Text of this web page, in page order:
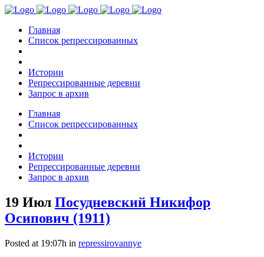
Главная
Список репрессированных
Истории
Репрессированные деревни
Запрос в архив
Главная
Список репрессированных
Истории
Репрессированные деревни
Запрос в архив
19 Июл Посудневский Никифор
Осипович (1911)
Posted at 19:07h in repressirovannye